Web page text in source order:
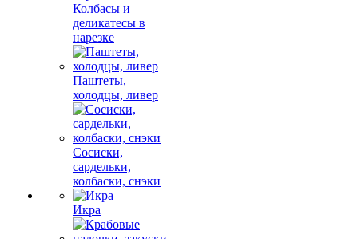
Колбасы и
деликатесы в
нарезке
Паштеты,
холодцы, ливер
Сосиски,
сардельки,
колбаски, снэки
Икра